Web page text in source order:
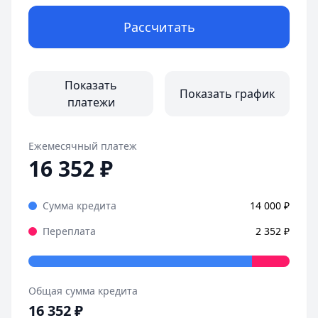
Дата:28 октября 2025 г.
Оформила займ в MoneyMan за пару минут, все
Страницы отзывов:
Рассчитать
Показать
платежи
Показать график
Ежемесячный платеж
16 352₽
Сумма кредита 14 000 ₽
Переплата
2 352 ₽
Общая сумма кредита
16 352₽